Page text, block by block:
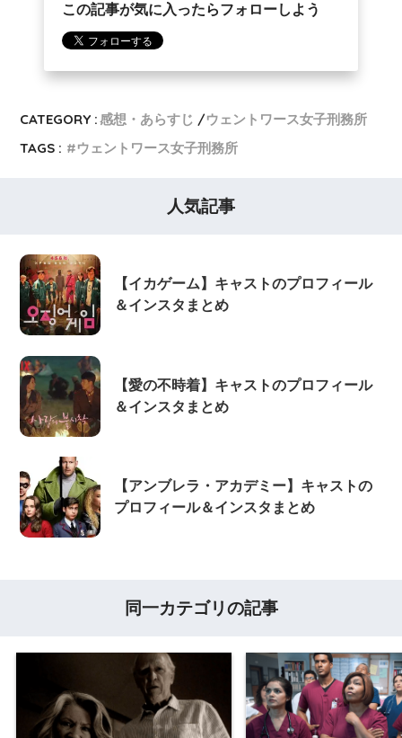
この記事が気に入ったらフォローしよう
CATEGORY :感想・あらすじ
ウェントワース女子刑務所
TAGS :
ウェントワース女子刑務所
人気記事
【イカゲーム】キャストのプロフィール
＆インスタまとめ
【愛の不時着】キャストのプロフィール
＆インスタまとめ
【アンブレラ・アカデミー】キャストの
プロフィール＆インスタまとめ
同一カテゴリの記事